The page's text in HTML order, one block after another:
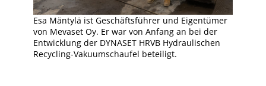
Esa Mäntylä ist Geschäftsführer und Eigentümer
von Mevaset Oy. Er war von Anfang an bei der
Entwicklung der DYNASET HRVB Hydraulischen
Recycling-Vakuumschaufel beteiligt.